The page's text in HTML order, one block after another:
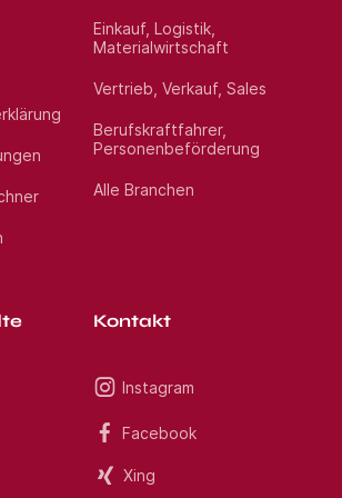
Tagewerben
Einkauf, Logistik,
Materialwirtschaft
Vertrieb, Verkauf, Sales
Berufskraftfahrer,
Personenbeförderung
Alle Branchen
Kontakt
Instagram
Facebook
Xing